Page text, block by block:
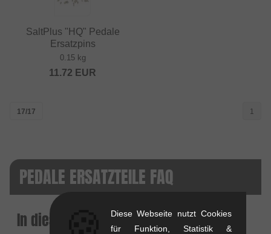
SaltPlus "HQ" Pedale
Ersatzpins
0.15 kg
11.72 EUR
17/17 1
PEDALE ERSATZTEILE FAQ
In diesem Artikel:Diese Webseite nutzt Cookies
für Funktion, Statistik &